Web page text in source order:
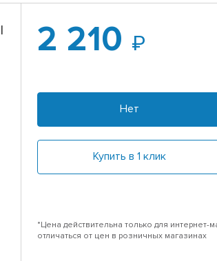
2 210
Нет
Купить в 1 клик
*Цена действительна только для интернет-
отличаться от цен в розничных магазинах